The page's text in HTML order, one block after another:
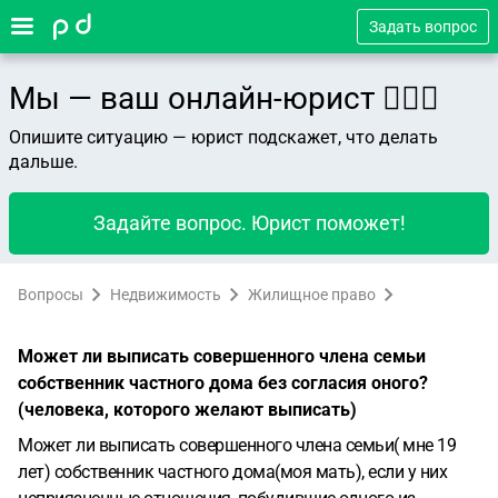
Задать вопрос
Мы — ваш онлайн-юрист 👨🏻‍⚖️
Опишите ситуацию — юрист подскажет, что делать
дальше.
Задайте вопрос. Юрист поможет!
Вопросы Недвижимость Жилищное право
Может ли выписать совершенного члена семьи
собственник частного дома без согласия оного?
(человека, которого желают выписать)
Может ли выписать совершенного члена семьи( мне 19
лет) собственник частного дома(моя мать), если у них